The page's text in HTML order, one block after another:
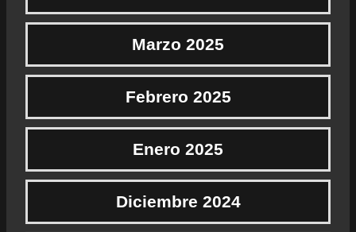
Marzo 2025
Febrero 2025
Enero 2025
Diciembre 2024